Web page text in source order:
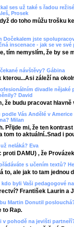
ses už také s řadou
Prosek
do toho můžu trošku
Dočekalem jste
inscenace - jak se ve
tím nemyslím, že by se
návštěvy? Gábina
kterou...Asi záleží na
divadle nějaké
David
že budu pracovat hlavně
podle Vás Andělé v
Milan
Přijde mi, že ten
tom to aktuální..Snad i
neláká? Eva
proti DAMU) , že
s učením textů?
to, ale jak to tam jednou
kdo byli Vaši pedagogové
František Laurin a
Martin Donutil
to Rap.
v pohodě na jevišti